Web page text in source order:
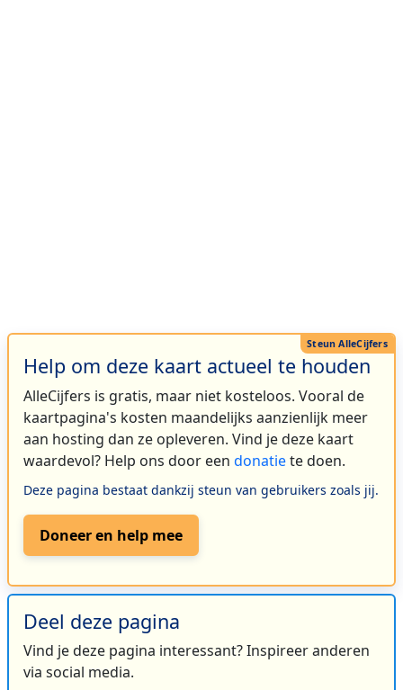
Help om deze kaart actueel te houden
AlleCijfers is gratis, maar niet kosteloos. Vooral de
kaartpagina's kosten maandelijks aanzienlijk meer
aan hosting dan ze opleveren. Vind je deze kaart
waardevol? Help ons door een donatiete doen.
Deze pagina bestaat dankzij steun van gebruikers zoals jij.
Doneer en help mee
Deel deze pagina
Vind je deze pagina interessant? Inspireer anderen
via social media.